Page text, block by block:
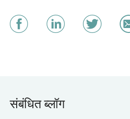
संबंधित ब्लॉग